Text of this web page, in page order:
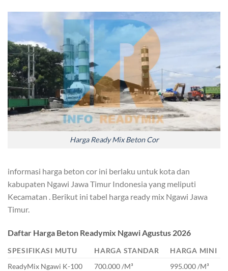
Harga Ready Mix Beton Cor
informasi harga beton cor ini berlaku untuk kota dan
kabupaten Ngawi Jawa Timur Indonesia yang meliputi
Kecamatan . Berikut ini tabel harga ready mix Ngawi Jawa
Timur.
Daftar Harga Beton Readymix Ngawi Agustus 2026
SPESIFIKASI MUTU HARGA STANDAR
HARGA MINI
ReadyMix Ngawi K-100
700.000 /M³
995.000 /M³